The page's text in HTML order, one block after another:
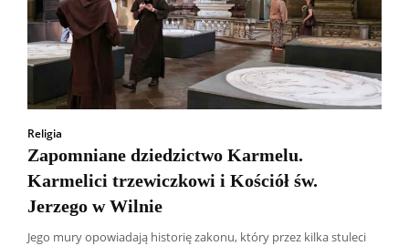
Religia
Zapomniane dziedzictwo Karmelu.
Karmelici trzewiczkowi i Kościół św.
Jerzego w Wilnie
Jego mury opowiadają historię zakonu, który przez kilka stuleci